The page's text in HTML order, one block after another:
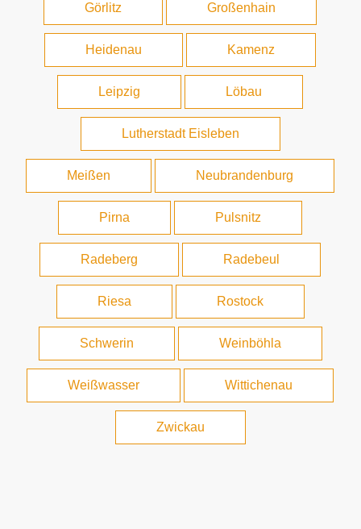
Görlitz Großenhain
Heidenau Kamenz
Leipzig Löbau
Lutherstadt Eisleben
Meißen Neubrandenburg
Pirna Pulsnitz
Radeberg Radebeul
Riesa Rostock
Schwerin Weinböhla
Weißwasser Wittichenau
Zwickau